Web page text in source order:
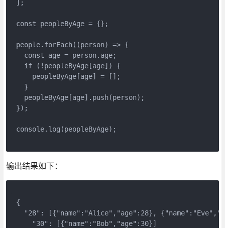
];
const peopleByAge = {};
people.forEach((person) => {
  const age = person.age;
  if (!peopleByAge[age]) {
    peopleByAge[age] = [];
  }
  peopleByAge[age].push(person);
});
console.log(peopleByAge);
输出结果如下：
{
"28": [{"name":"Alice","age":28},
    "30": [{"name":"Bob","age":30}]